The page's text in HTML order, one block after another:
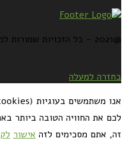
@2021 - כל הזכויות שמורות למירב גביש | ביצוע
בחזרה למעלה
לכם את החוויה הטובה ביותר
זה, אתם מסכימים לזה אישור